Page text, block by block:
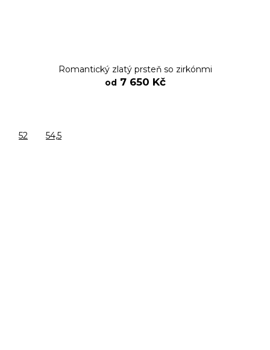
Romantický zlatý prsteň so zirkónmi
od 7 650 Kč
52 54,5